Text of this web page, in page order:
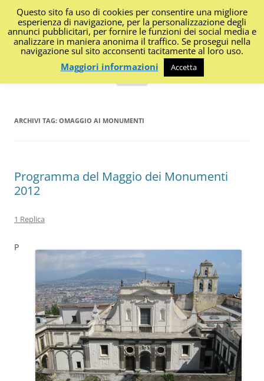
I Diari di Portanapoli
Impressioni, sapori, colori dalla regione
Vai
ARCHIVI TAG: OMAGGIO AI MONUMENTI
Programma del Maggio dei Monumenti
2012
1 Replica
P
Questo sito fa uso di cookies per consentire una migliore
esperienza di navigazione, per la personalizzazione degli
annunci pubblicitari, per fornire le funzioni dei social media e
analizzare in maniera anonima il traffico. Se prosegui nella
navigazione sul sito acconsenti tacitamente al loro uso.
Maggiori informazioni
Accetta